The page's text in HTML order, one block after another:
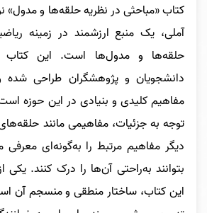
کتاب «مباحثی در نظریه حلقه‌ها و
آملی، یک منبع ارزشمند در زمینه
حلقه‌ها و مدول‌ها است. این
دانشجویان و پژوهشگران طراحی
مفاهیم کلیدی و بنیادی در این حوزه
توجه به جزئیات، مفاهیمی مانند
دیگر مفاهیم مرتبط را به‌گونه‌ای معرفی
بتوانند به‌راحتی آن‌ها را درک کنند.
این کتاب، ساختار منطقی و منسجم آن